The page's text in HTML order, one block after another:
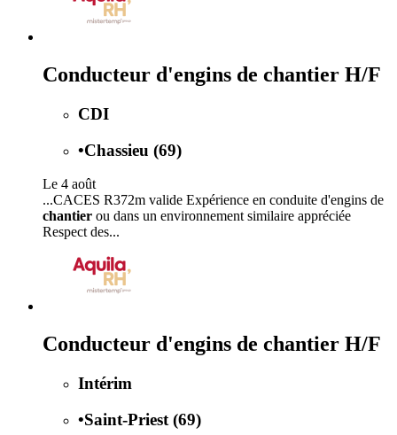
Conducteur d'engins de chantier H/F
CDI
•Chassieu (69)
Le 4 août
...CACES R372m valide Expérience en conduite d'engins de
chantier ou dans un environnement similaire appréciée
Respect des...
Conducteur d'engins de chantier H/F
Intérim
•Saint-Priest (69)